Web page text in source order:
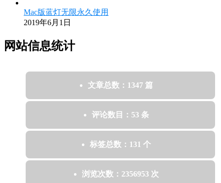
Mac版蓝灯无限永久使用
2019年6月1日
网站信息统计
文章总数：1347 篇
评论数目：53 条
标签总数：131 个
浏览次数：2356953 次